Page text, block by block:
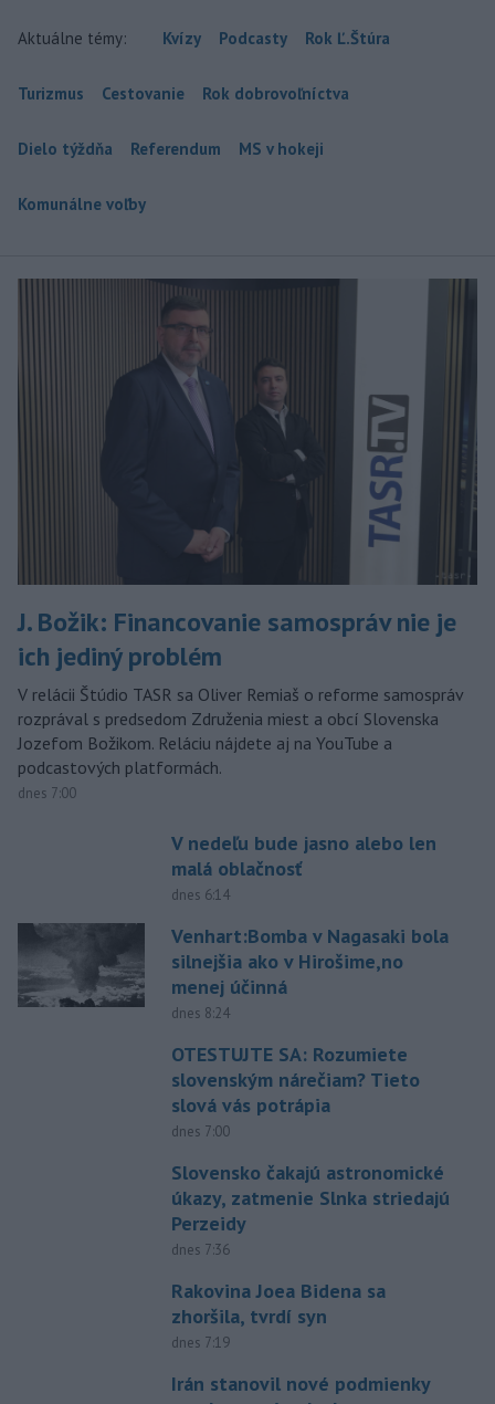
Aktuálne témy: Kvízy Podcasty Rok Ľ.Štúra
Turizmus Cestovanie Rok dobrovoľníctva
Dielo týždňa Referendum MS v hokeji
Komunálne voľby
J. Božik: Financovanie samospráv nie je
ich jediný problém
V relácii Štúdio TASR sa Oliver Remiaš o reforme samospráv
rozprával s predsedom Združenia miest a obcí Slovenska
Jozefom Božikom. Reláciu nájdete aj na YouTube a
podcastových platformách.
dnes 7:00
V nedeľu bude jasno alebo len
malá oblačnosť
dnes 6:14
Venhart:Bomba v Nagasaki bola
silnejšia ako v Hirošime,no
menej účinná
dnes 8:24
OTESTUJTE SA: Rozumiete
slovenským nárečiam? Tieto
slová vás potrápia
dnes 7:00
Slovensko čakajú astronomické
úkazy, zatmenie Slnka striedajú
Perzeidy
dnes 7:36
Rakovina Joea Bidena sa
zhoršila, tvrdí syn
dnes 7:19
Irán stanovil nové podmienky